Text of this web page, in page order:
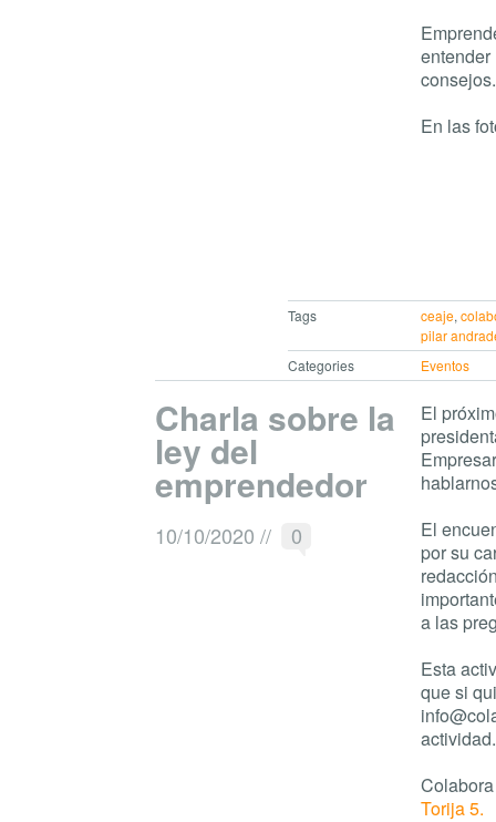
consejos.
En las
Tags ceaje,
pilar
Categories
Eventos
Charla sobre la
ley del
emprendedor
10/10/2020 // 0
El
El
por su
a las
Esta
que si
actividad.
Torija 5.